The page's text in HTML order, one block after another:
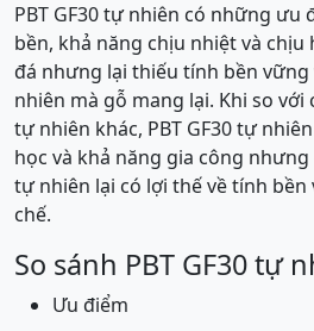
PBT GF30 tự nhiên có những
bền, khả năng chịu nhiệt và chịu
đá nhưng lại thiếu tính bền
nhiên mà gỗ mang lại. Khi so
tự nhiên khác, PBT GF30 tự
học và khả năng gia công
tự nhiên lại có lợi thế về tính bền
chế.
So sánh PBT GF30 tự
Ưu điểm